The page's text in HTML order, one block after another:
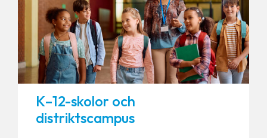
K–12-skolor och
distriktscampus